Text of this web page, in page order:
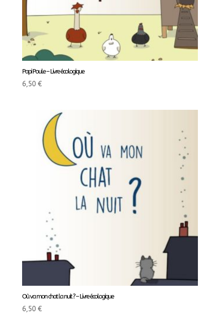
Papi Poule – Livre écologique
6,50 €
Où va mon chat la nuit ? – Livre écologique
6,50 €